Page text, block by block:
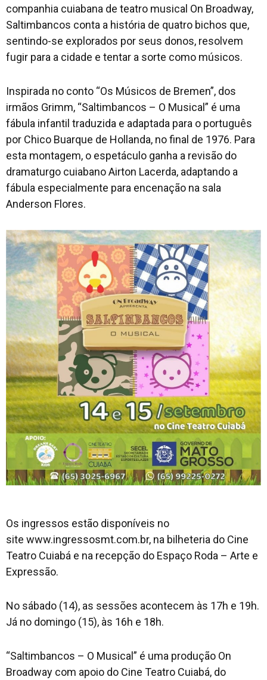
companhia cuiabana de teatro musical On Broadway,
Saltimbancos conta a história de quatro bichos que,
sentindo-se explorados por seus donos, resolvem
fugir para a cidade e tentar a sorte como músicos.
Inspirada no conto “Os Músicos de Bremen”, dos
irmãos Grimm, “Saltimbancos – O Musical” é uma
fábula infantil traduzida e adaptada para o português
por Chico Buarque de Hollanda, no final de 1976. Para
esta montagem, o espetáculo ganha a revisão do
dramaturgo cuiabano Airton Lacerda, adaptando a
fábula especialmente para encenação na sala
Anderson Flores.
Os ingressos estão disponíveis no
site www.ingressosmt.com.br, na bilheteria do Cine
Teatro Cuiabá e na recepção do Espaço Roda – Arte e
Expressão.
No sábado (14), as sessões acontecem às 17h e 19h.
Já no domingo (15), às 16h e 18h.
“Saltimbancos – O Musical” é uma produção On
Broadway com apoio do Cine Teatro Cuiabá, do